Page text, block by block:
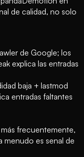
de calidad, no solo
de Google; los
explica las entradas
baja + lastmod
entradas faltantes
frecuentemente,
menudo es senal de